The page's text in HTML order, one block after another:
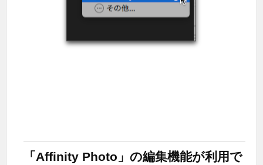
「Affinity Photo」の編集機能が利用で